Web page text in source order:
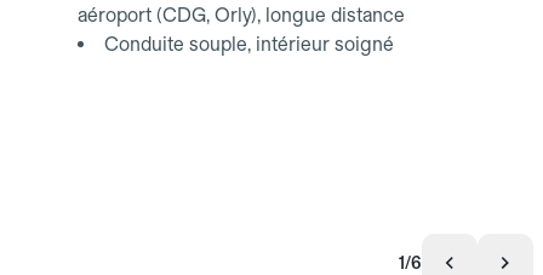
aéroport (CDG, Orly), longue distance
Conduite souple, intérieur soigné
1/6